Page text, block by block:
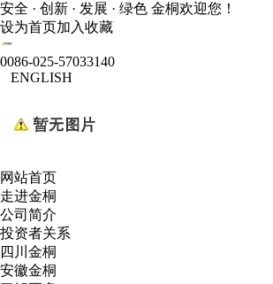
安全 · 创新 · 发展 · 绿色 金桐欢迎您！
设为首页加入收藏
0086-025-57033140
ENGLISH
网站首页
走进金桐
公司简介
投资者关系
四川金桐
安徽金桐